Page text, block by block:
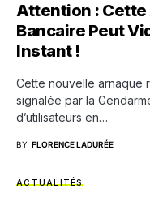
Attention : Cette
Bancaire Peut
Instant !
Cette nouvelle arnaque
signalée par la
d’utilisateurs en…
BY FLORENCE LADURÉE
ACTUALITÉS